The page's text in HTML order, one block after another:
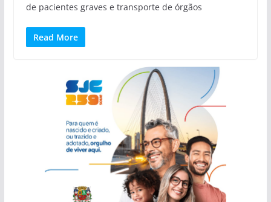
de pacientes graves e transporte de órgãos
Read More